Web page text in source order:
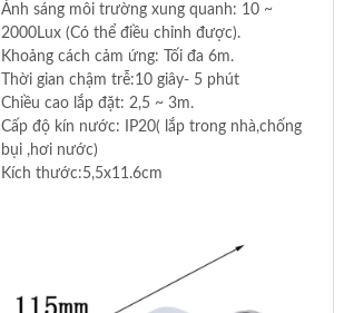
Ánh sáng môi trường xung quanh: 10 ~
2000Lux (Có thể điều chỉnh được).
Khoảng cách cảm ứng: Tối đa 6m.
Thời gian chậm trễ:10 giây- 5 phút
Chiều cao lắp đặt: 2,5 ~ 3m.
Cấp độ kín nước: IP20( lắp trong nhà,chống
bụi ,hơi nước)
Kích thước:5,5x11.6cm